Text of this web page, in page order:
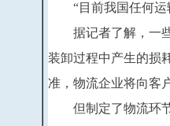
“目前我国任何运
据记者了解，一些
装卸过程中产生的损
准，物流企业将向客
但制定了物流环节